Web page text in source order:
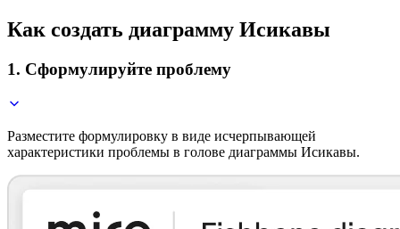
Как создать диаграмму Исикавы
1. Сформулируйте проблему
Разместите формулировку в виде исчерпывающей
характеристики проблемы в голове диаграммы Исикавы.